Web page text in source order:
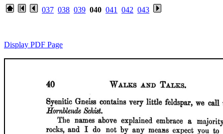
037 038 039 040 041 042 043
Display PDF Page